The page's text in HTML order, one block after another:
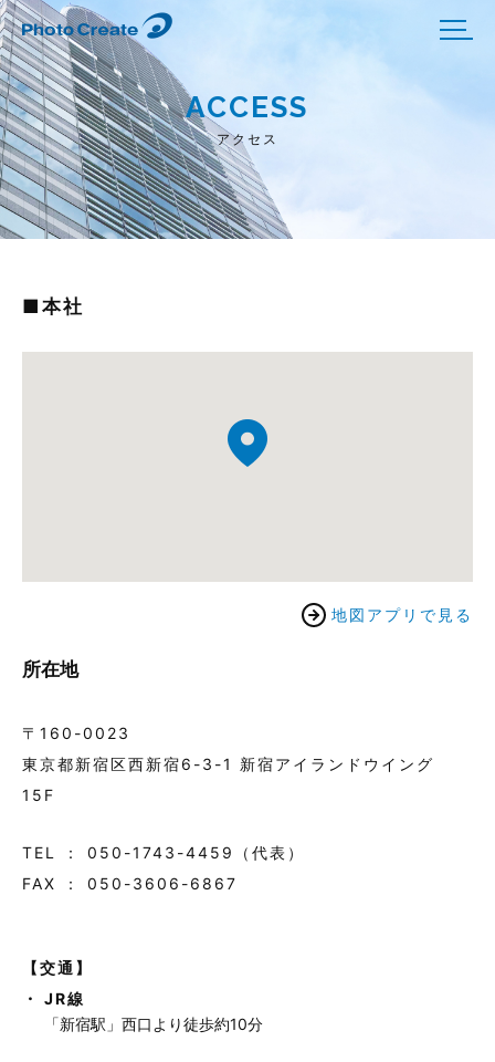
ACCESS
アクセス
■本社
地図アプリで見る
所在地
〒160-0023
東京都新宿区西新宿6-3-1 新宿アイランドウイング
15F
TEL ： 050-1743-4459（代表）
FAX ： 050-3606-6867
【交通】
JR線
「新宿駅」西口より徒歩約10分